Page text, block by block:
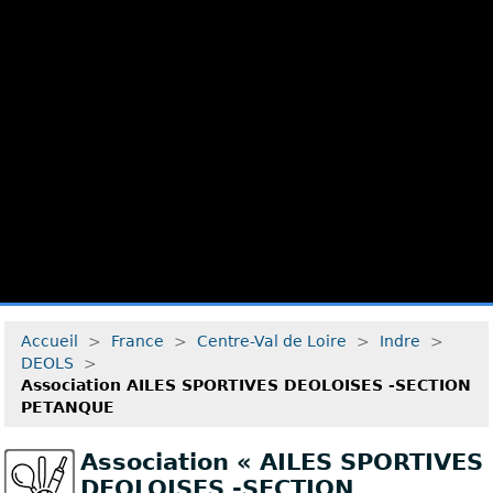
Accueil > France > Centre-Val de Loire > Indre
>
DEOLS
>
Association AILES SPORTIVES DEOLOISES -SECTION
PETANQUE
Association « AILES SPORTIVES